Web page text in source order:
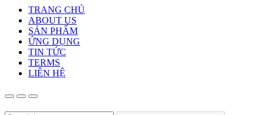
TRANG CHỦ
ABOUT US
SẢN PHẨM
ỨNG DỤNG
TIN TỨC
TERMS
LIÊN HỆ